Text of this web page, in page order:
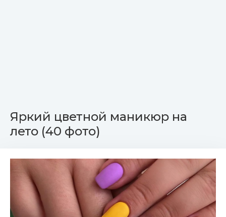
Яркий цветной маникюр на
лето (40 фото)